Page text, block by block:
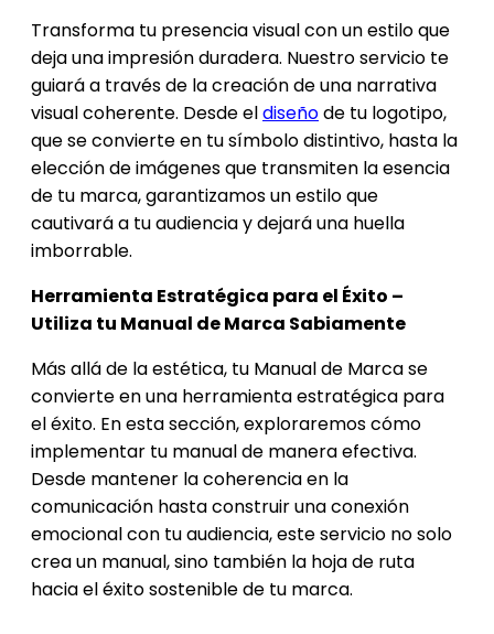
Transforma tu presencia visual con un estilo que
deja una impresión duradera. Nuestro servicio te
guiará a través de la creación de una narrativa
visual coherente. Desde eldiseñode tu logotipo,
que se convierte en tu símbolo distintivo, hasta la
elección de imágenes que transmiten la esencia
de tu marca, garantizamos un estilo que
cautivará a tu audiencia y dejará una huella
imborrable.
Herramienta Estratégica para el Éxito –
Utiliza tu Manual de Marca Sabiamente
Más allá de la estética, tu Manual de Marca se
convierte en una herramienta estratégica para
el éxito. En esta sección, exploraremos cómo
implementar tu manual de manera efectiva.
Desde mantener la coherencia en la
comunicación hasta construir una conexión
emocional con tu audiencia, este servicio no solo
crea un manual, sino también la hoja de ruta
hacia el éxito sostenible de tu marca.